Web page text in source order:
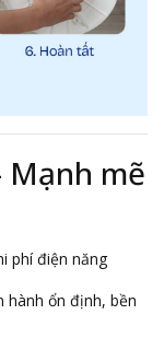
Mạnh mẽ
phí điện năng
hành ổn định, bền